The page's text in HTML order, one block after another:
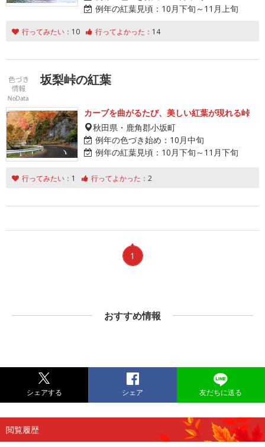
例年の紅葉見頃： 10月下旬～11月上旬
行ってみたい： 10 行ってよかった： 14
坂梨峠の紅葉
カーブを曲がるたび、美しい紅葉が現れる峠
秋田県・鹿角郡小坂町
例年の色づき始め： 10月中旬
例年の紅葉見頃： 10月下旬～11月下旬
行ってみたい： 1 行ってよかった： 2
1
おすすめ情報
シェアする シェア 友だちに送る
閲覧履歴